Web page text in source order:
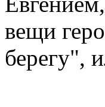
вещи
берегу",